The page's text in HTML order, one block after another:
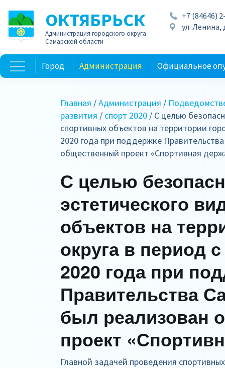
ОКТЯБРЬСК
Администрация городского округа
Самарской области
+7 (84646)
ул. Ленина,
Город Администрация Официальное
Главная /Администрация /
развития / спорт 2020 / С целью
спортивных объектов на территории
2020 года при поддержке
общественный проект «Спортивная
С целью
эстетического
объектов на
округа в период
2020 года при
Правительства
был реализован
проект
Главной задачей проведения